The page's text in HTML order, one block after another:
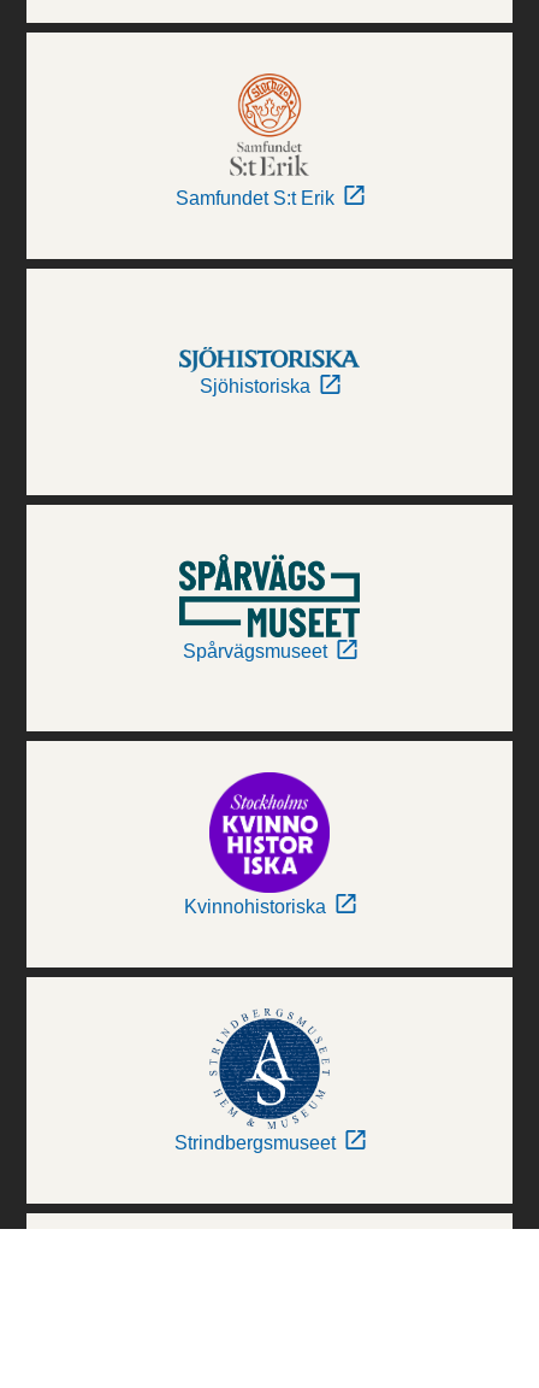
Samfundet S:t Erik
Sjöhistoriska
Spårvägsmuseet
Kvinnohistoriska
Strindbergsmuseet